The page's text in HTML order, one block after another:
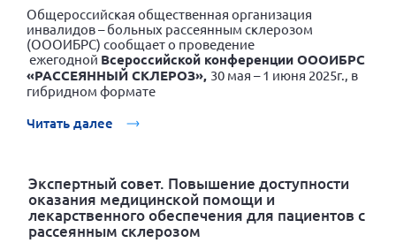
Общероссийская общественная организация
инвалидов – больных рассеянным склерозом
(ОООИБРС) сообщает о проведение
ежегодной Всероссийской конференции ОООИБРС
«РАССЕЯННЫЙ СКЛЕРОЗ», 30 мая – 1 июня 2025г., в
гибридном формате
Читать далее
Экспертный совет. Повышение доступности
оказания медицинской помощи и
лекарственного обеспечения для пациентов с
рассеянным склерозом